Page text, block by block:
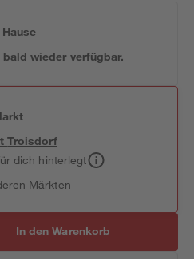
wieder verfügbar.
Troisdorf
dich hinterlegt
Märkten
In den Warenkorb